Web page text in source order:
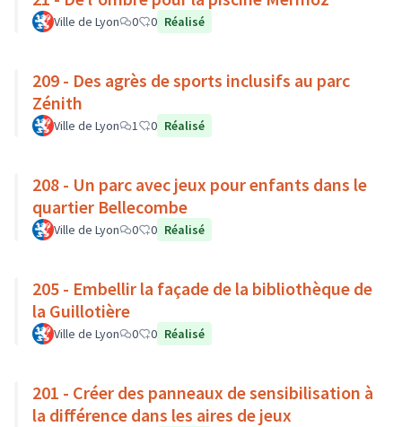
Ville de Lyon 0 0 Réalisé
209 - Des agrès de sports inclusifs au parc
Zénith
Ville de Lyon 1 0 Réalisé
208 - Un parc avec jeux pour enfants dans le
quartier Bellecombe
Ville de Lyon 0 0 Réalisé
205 - Embellir la façade de la bibliothèque de
la Guillotière
Ville de Lyon 0 0 Réalisé
201 - Créer des panneaux de sensibilisation à
la différence dans les aires de jeux